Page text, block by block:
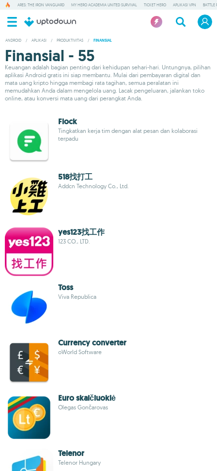
ARES: THE IRON VANGUARD MY HERO ACADEMIA UNITED SURVIVAL TICKET HERO APLIKASI VPN BATTLE
ANDROID / APLIKASI / PRODUKTIVITAS / FINANSIAL
Finansial - 55
Keuangan adalah bagian penting dari kehidupan sehari-hari. Untungnya, pilihan
aplikasi Android gratis ini siap membantu. Mulai dari pembayaran digital dan
mata uang kripto hingga membagi rata tagihan, semua peralatan ini
memudahkan Anda dalam mengelola uang. Lacak pengeluaran, jalankan toko
online, atau konversi mata uang dari perangkat Anda.
Flock
Tingkatkan kerja tim dengan alat pesan dan kolaborasi
terpadu
518找打工
Addcn Technology Co., Ltd.
yes123找工作
123 CO., LTD.
Toss
Viva Republica
Currency converter
oWorld Software
Euro skaičiuoklė
Olegas Gončarovas
Telenor
Telenor Hungary